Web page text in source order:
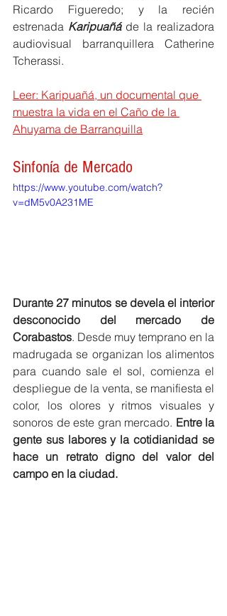
Ricardo Figueredo; y la recién
estrenada Karipuañá de la realizadora
audiovisual barranquillera Catherine
Tcherassi.
Leer: Karipuañá, un documental que
muestra la vida en el Caño de la
Ahuyama de Barranquilla
Sinfonía de Mercado
https://www.youtube.com/watch?
v=dM5v0A231ME
Durante 27 minutos se devela el interior
desconocido del mercado de
Corabastos. Desde muy temprano en la
madrugada se organizan los alimentos
para cuando sale el sol, comienza el
despliegue de la venta, se manifiesta el
color, los olores y ritmos visuales y
sonoros de este gran mercado. Entre la
gente sus labores y la cotidianidad se
hace un retrato digno del valor del
campo en la ciudad.